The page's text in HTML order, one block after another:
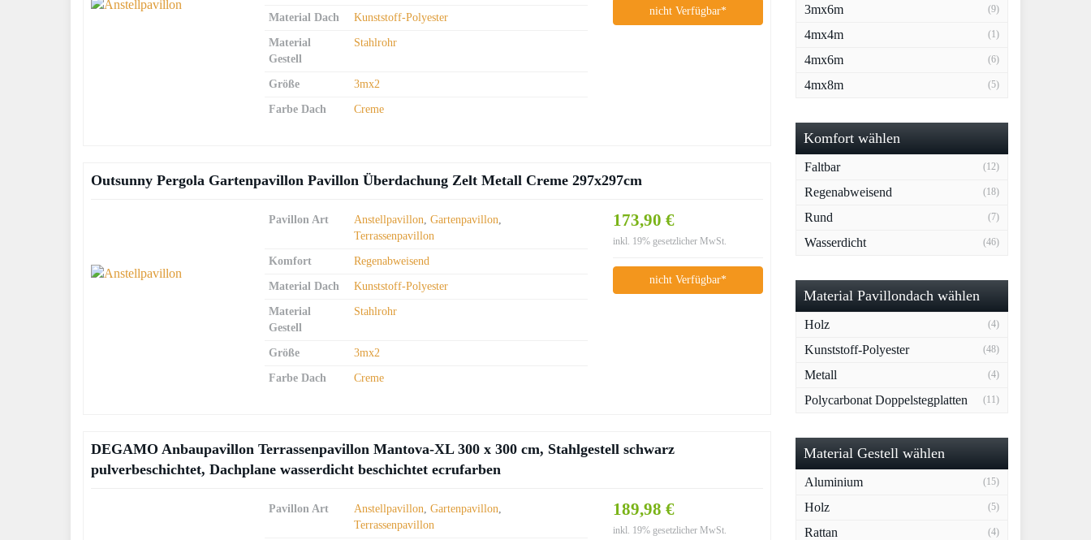
nicht Verfügbar*
Material Dach Kunststoff-Polyester
Material
Gestell
Stahlrohr
Größe 3mx2
Farbe Dach Creme
Outsunny Pergola Gartenpavillon Pavillon Überdachung Zelt Metall Creme 297x297cm
173,90 €
inkl. 19% gesetzlicher MwSt.
nicht Verfügbar*
Pavillon Art Anstellpavillon,Gartenpavillon,
Terrassenpavillon
Komfort Regenabweisend
Material Dach Kunststoff-Polyester
Material
Gestell
Stahlrohr
Größe 3mx2
Farbe Dach Creme
DEGAMO Anbaupavillon Terrassenpavillon Mantova-XL 300 x 300 cm, Stahlgestell schwarz
pulverbeschichtet, Dachplane wasserdicht beschichtet ecrufarben
189,98 €
inkl. 19% gesetzlicher MwSt.
Pavillon Art Anstellpavillon,Gartenpavillon,
Terrassenpavillon
3mx6m (9)
4mx4m (1)
4mx6m (6)
4mx8m (5)
Komfort wählen
Faltbar (12)
Regenabweisend (18)
Rund (7)
Wasserdicht (46)
Material Pavillondach wählen
Holz (4)
Kunststoff-Polyester (48)
Metall (4)
Polycarbonat Doppelstegplatten (11)
Material Gestell wählen
Aluminium (15)
Holz (5)
Rattan (4)